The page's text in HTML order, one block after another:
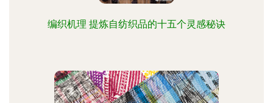
编织机理 提炼自纺织品的十五个灵感秘诀